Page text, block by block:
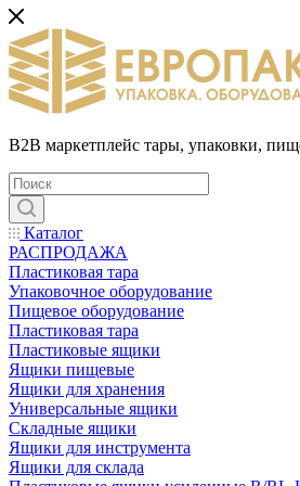
B2B маркетплейс тары, упаковки,
Каталог
РАСПРОДАЖА
Пластиковая тара
Упаковочное оборудование
Пищевое оборудование
Пластиковая тара
Пластиковые ящики
Ящики пищевые
Ящики для хранения
Универсальные ящики
Складные ящики
Ящики для инструмента
Ящики для склада